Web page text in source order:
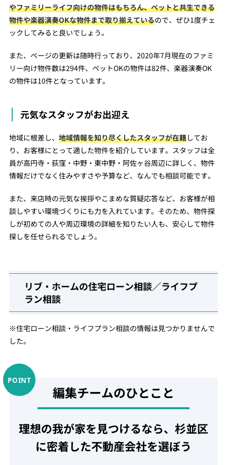
やファミリーライフ向けの物件はもちろん、ペットと共生できる
物件や楽器演奏OKな物件まで取り揃えているので、ぜひ1度チェ
ックしてみると良いでしょう。
また、ページの更新は随時行っており、2020年7月現在のファミ
リー向け物件数は294件、ペットOKの物件は82件、楽器演奏OK
の物件は10件となっています。
元気なスタッフがお出迎え
地域に根差し、 地域情報を知り尽くしたスタッフが在籍してお
り、お客様にとって適した物件を紹介しています。スタッフは全
員が高円寺・荻窪・中野・東中野・阿佐ヶ谷周辺に詳しく、物件
情報だけでなく住みやすさや予算など、なんでも相談可能です。
また、来店時の元気な挨拶やこまめな質疑応答など、お客様が相
談しやすい環境づくりにも力を入れています。そのため、物件探
しが初めての人や周辺環境の詳細を知りたい人も、安心して物件
探しを任せられるでしょう。
リブ・ホームの住宅ローン相談／ライフプ
ラン相談
※住宅ローン相談・ライフプラン相談の情報は見つかりませんで
した。
編集チームのひとこと
理想の我が家を見つけるなら、杉並区
に密着した不動産会社を選ぼう